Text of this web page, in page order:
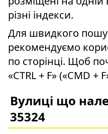
різні індекси.
Для швидкого
рекомендуємо
по сторінці. Щоб
«CTRL + F» («CMD +
Вулиці що
35324